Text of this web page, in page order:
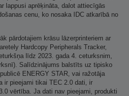
lappusi aprēķināta, dalot attiecīgās
cenu, ko nosaka IDC atkarībā no
pārdotajiem krāsu lāzerprinteriem ar
Hardcopy Peripherals Tracker,
līdz 2023. gada 4. ceturksnim,
Salīdzinājums balstīts uz tipisko
ENERGY STAR, vai ražotāja
ir pieejami tikai TEC 2.0 dati, ir
vērtība. Ja dati nav pieejami, produkti